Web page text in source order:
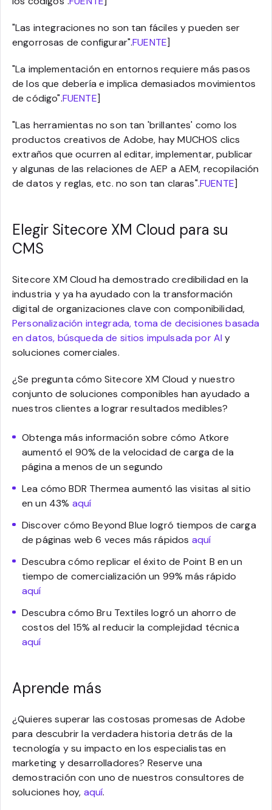
"Las integraciones no son tan fáciles y pueden ser
engorrosas de configurar".FUENTE]
"La implementación en entornos requiere más pasos
de los que debería e implica demasiados movimientos
de código".FUENTE]
"Las herramientas no son tan 'brillantes' como los
productos creativos de Adobe, hay MUCHOS clics
extraños que ocurren al editar, implementar, publicar
y algunas de las relaciones de AEP a AEM, recopilación
de datos y reglas, etc. no son tan claras".FUENTE]
Elegir Sitecore XM Cloud para su
CMS
Sitecore XM Cloud ha demostrado credibilidad en la
industria y ya ha ayudado con la transformación
digital de organizaciones clave con componibilidad,
Personalización integrada, toma de decisiones basada
en datos, búsqueda de sitios impulsada por AI y
soluciones comerciales.
¿Se pregunta cómo Sitecore XM Cloud y nuestro
conjunto de soluciones componibles han ayudado a
nuestros clientes a lograr resultados medibles?
Obtenga más información sobre cómo Atkore
aumentó el 90% de la velocidad de carga de la
página a menos de un segundo
Lea cómo BDR Thermea aumentó las visitas al sitio
en un 43% aquí
Discover cómo Beyond Blue logró tiempos de carga
de páginas web 6 veces más rápidos aquí
Descubra cómo replicar el éxito de Point B en un
tiempo de comercialización un 99% más rápido
aquí
Descubra cómo Bru Textiles logró un ahorro de
costos del 15% al reducir la complejidad técnica
aquí
Aprende más
¿Quieres superar las costosas promesas de Adobe
para descubrir la verdadera historia detrás de la
tecnología y su impacto en los especialistas en
marketing y desarrolladores? Reserve una
demostración con uno de nuestros consultores de
soluciones hoy, aquí.